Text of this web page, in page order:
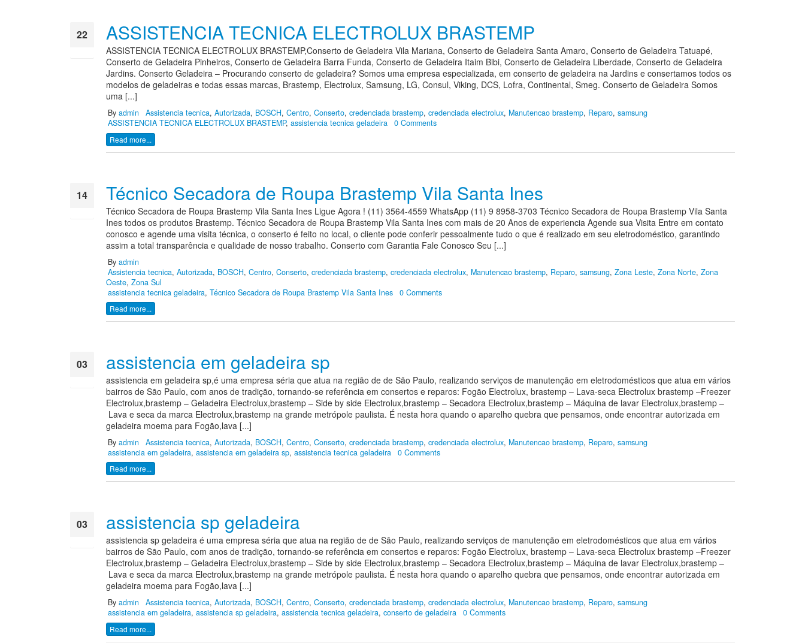
22 ASSISTENCIA TECNICA ELECTROLUX BRASTEMP
ASSISTENCIA TECNICA ELECTROLUX BRASTEMP,Conserto de Geladeira Vila Mariana, Conserto de Geladeira Santa Amaro, Conserto de Geladeira Tatuapé,
Conserto de Geladeira Pinheiros, Conserto de Geladeira Barra Funda, Conserto de Geladeira Itaim Bibi, Conserto de Geladeira Liberdade, Conserto de Geladeira
Jardins. Conserto Geladeira – Procurando conserto de geladeira? Somos uma empresa especializada, em conserto de geladeira na Jardins e consertamos todos os
modelos de geladeiras e todas essas marcas, Brastemp, Electrolux, Samsung, LG, Consul, Viking, DCS, Lofra, Continental, Smeg. Conserto de Geladeira Somos
uma [...]
By admin Assistencia tecnica, Autorizada, BOSCH, Centro, Conserto, credenciada brastemp, credenciada electrolux, Manutencao brastemp, Reparo, samsung
ASSISTENCIA TECNICA ELECTROLUX BRASTEMP, assistencia tecnica geladeira 0 Comments
Read more...
14 Técnico Secadora de Roupa Brastemp Vila Santa Ines
Técnico Secadora de Roupa Brastemp Vila Santa Ines Ligue Agora ! (11) 3564-4559 WhatsApp (11) 9 8958-3703 Técnico Secadora de Roupa Brastemp Vila Santa
Ines todos os produtos Brastemp. Técnico Secadora de Roupa Brastemp Vila Santa Ines com mais de 20 Anos de experiencia Agende sua Visita Entre em contato
conosco e agende uma visita técnica, o conserto é feito no local, o cliente pode conferir pessoalmente tudo o que é realizado em seu eletrodoméstico, garantindo
assim a total transparência e qualidade de nosso trabalho. Conserto com Garantia Fale Conosco Seu [...]
By admin
Assistencia tecnica, Autorizada, BOSCH, Centro, Conserto, credenciada brastemp, credenciada electrolux, Manutencao brastemp, Reparo, samsung, Zona Leste, Zona Norte, Zona
Oeste, Zona Sul
assistencia tecnica geladeira, Técnico Secadora de Roupa Brastemp Vila Santa Ines 0 Comments
Read more...
03 assistencia em geladeira sp
assistencia em geladeira sp,é uma empresa séria que atua na região de de São Paulo, realizando serviços de manutenção em eletrodomésticos que atua em vários
bairros de São Paulo, com anos de tradição, tornando-se referência em consertos e reparos: Fogão Electrolux, brastemp – Lava-seca Electrolux brastemp –Freezer
Electrolux,brastemp – Geladeira Electrolux,brastemp – Side by side Electrolux,brastemp – Secadora Electrolux,brastemp – Máquina de lavar Electrolux,brastemp –
Lava e seca da marca Electrolux,brastemp na grande metrópole paulista. É nesta hora quando o aparelho quebra que pensamos, onde encontrar autorizada em
geladeira moema para Fogão,lava [...]
By admin Assistencia tecnica, Autorizada, BOSCH, Centro, Conserto, credenciada brastemp, credenciada electrolux, Manutencao brastemp, Reparo, samsung
assistencia em geladeira, assistencia em geladeira sp, assistencia tecnica geladeira 0 Comments
Read more...
03 assistencia sp geladeira
assistencia sp geladeira é uma empresa séria que atua na região de de São Paulo, realizando serviços de manutenção em eletrodomésticos que atua em vários
bairros de São Paulo, com anos de tradição, tornando-se referência em consertos e reparos: Fogão Electrolux, brastemp – Lava-seca Electrolux brastemp –Freezer
Electrolux,brastemp – Geladeira Electrolux,brastemp – Side by side Electrolux,brastemp – Secadora Electrolux,brastemp – Máquina de lavar Electrolux,brastemp –
Lava e seca da marca Electrolux,brastemp na grande metrópole paulista. É nesta hora quando o aparelho quebra que pensamos, onde encontrar autorizada em
geladeira moema para Fogão,lava [...]
By admin Assistencia tecnica, Autorizada, BOSCH, Centro, Conserto, credenciada brastemp, credenciada electrolux, Manutencao brastemp, Reparo, samsung
assistencia em geladeira, assistencia sp geladeira, assistencia tecnica geladeira, conserto de geladeira 0 Comments
Read more...